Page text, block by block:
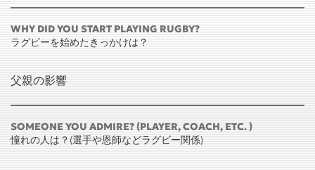
WHY DID YOU START PLAYING RUGBY?
ラグビーを始めたきっかけは？
父親の影響
SOMEONE YOU ADMIRE? (PLAYER, COACH, ETC. )
憧れの人は？(選手や恩師などラグビー関係)